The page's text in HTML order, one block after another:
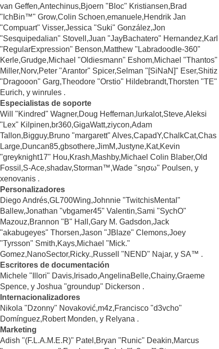
van Geffen,Antechinus,Bjoern "Bloc" Kristiansen,Brad
"IchBin™" Grow,Colin Schoen,emanuele,Hendrik Jan
"Compuart" Visser,Jessica "Suki" González,Jon
"Sesquipedalian" Stovell,Juan "JayBachatero" Hernandez,Karl
"RegularExpression" Benson,Matthew "Labradoodle-360"
Kerle,Grudge,Michael "Oldiesmann" Eshom,Michael "Thantos"
Miller,Norv,Peter "Arantor" Spicer,Selman "[SiNaN]" Eser,Shitiz
"Dragooon" Garg,Theodore "Orstio" Hildebrandt,Thorsten "TE"
Eurich, y winrules .
Especialistas de soporte
Will "Kindred" Wagner,Doug Heffernan,lurkalot,Steve,Aleksi
"Lex" Kilpinen,br360,GigaWatt,ziycon,Adam
Tallon,Bigguy,Bruno "margarett" Alves,CapadY,ChalkCat,Chas
Large,Duncan85,gbsothere,JimM,Justyne,Kat,Kevin
"greyknight17" Hou,Krash,Mashby,Michael Colin Blaber,Old
Fossil,S-Ace,shadav,Storman™,Wade "sησω" Poulsen, y
xenovanis .
Personalizadores
Diego Andrés,GL700Wing,Johnnie "TwitchisMental"
Ballew,Jonathan "vbgamer45" Valentin,Sami "SychO"
Mazouz,Brannon "B" Hall,Gary M. Gadsdon,Jack
"akabugeyes" Thorsen,Jason "JBlaze" Clemons,Joey
"Tyrsson" Smith,Kays,Michael "Mick."
Gomez,NanoSector,Ricky.,Russell "NEND" Najar, y SA™ .
Escritores de documentación
Michele "Illori" Davis,Irisado,AngelinaBelle,Chainy,Graeme
Spence, y Joshua "groundup" Dickerson .
Internacionalizadores
Nikola "Dzonny" Novaković,m4z,Francisco "d3vcho"
Domínguez,Robert Monden, y Relyana .
Marketing
Adish "(F.L.A.M.E.R)" Patel,Bryan "Runic" Deakin,Marcus